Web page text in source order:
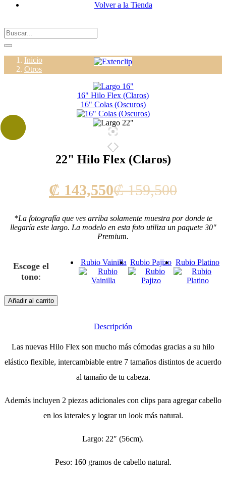
Volver a la Tienda
Inicio
Otros
16" Hilo Flex (Claros)
16" Colas (Oscuros)
22" Hilo Flex (Claros)
₡ 143,550Current
is:
₡ 143,550.
₡159,500Original
was:
*La fotografía que ves arriba solamente muestra por donde te
llegaría este largo. La modelo en esta foto utiliza un paquete 30″
Premium.
Escoge el
tono:
Rubio Vainilla Rubio Pajizo Rubio Platino
Añadir al carrito
Descripción
Las nuevas Hilo Flex son mucho más cómodas gracias a su hilo
elástico flexible, intercambiable entre 7 tamaños distintos de acuerdo
al tamaño de tu cabeza.
Además incluyen 2 piezas adicionales con clips para agregar cabello
en los laterales y lograr un look más natural.
Largo: 22″ (56cm).
Peso: 160 gramos de cabello natural.